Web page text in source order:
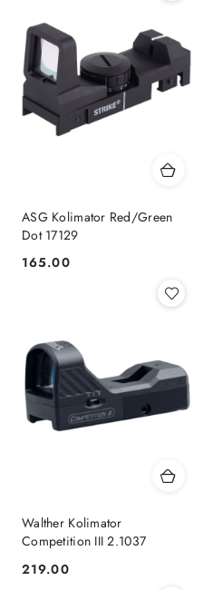
ASG Kolimator Red/Green
Dot 17129
Cena:
165.00
Walther Kolimator
Competition III 2.1037
Cena:
219.00